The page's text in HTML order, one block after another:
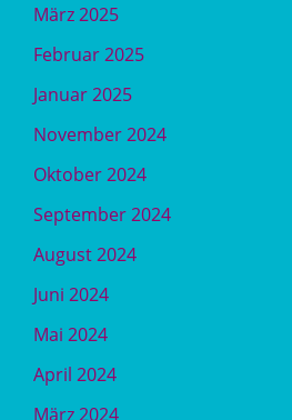
März 2025
Februar 2025
Januar 2025
November 2024
Oktober 2024
September 2024
August 2024
Juni 2024
Mai 2024
April 2024
März 2024